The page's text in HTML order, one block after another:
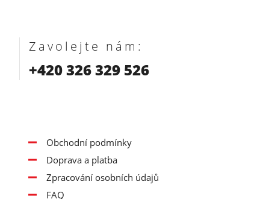
Zavolejte nám:
+420 326 329 526
Obchodní podmínky
Doprava a platba
Zpracování osobních údajů
FAQ